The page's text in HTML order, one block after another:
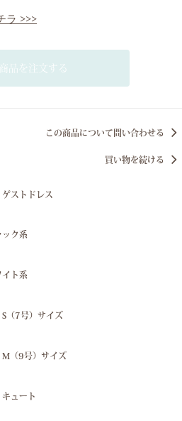
ラ >>>
品を注文する
この商品について問い合わせる
買い物を続ける
ゲストドレス
ック系
イト系
S（7号）サイズ
M（9号）サイズ
キュート